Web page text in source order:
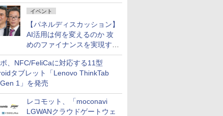
イベント
【パネルディスカッション】
AI活用は何を変えるのか 攻
めのファイナンスを実現する
業務設計とマインドセット変
革
、NFC/FeliCaに対応する11型
タブレット「Lenovo ThinkTab
1」を発売
レコモット、「moconavi
LGWANクラウドゲートウェ